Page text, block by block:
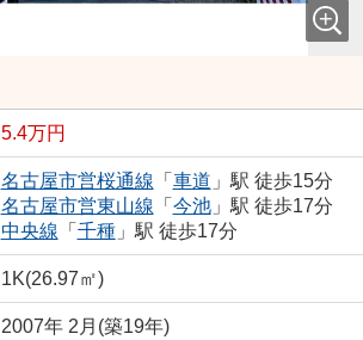
5.4万円
名古屋市営桜通線 「 車道 」駅 徒歩15分
名古屋市営東山線 「 今池」駅 徒歩17分
中央線 「 千種」駅 徒歩17分
1K(26.97㎡)
2007年 2月(築19年)